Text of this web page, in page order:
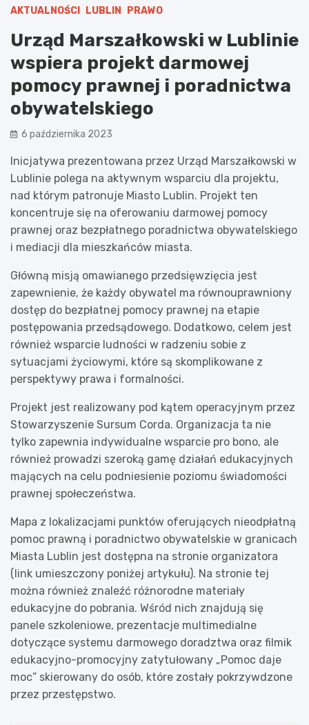
AKTUALNOŚCI LUBLIN PRAWO
Urząd Marszałkowski w Lublinie
wspiera projekt darmowej
pomocy prawnej i poradnictwa
obywatelskiego
6 października 2023
Inicjatywa prezentowana przez Urząd Marszałkowski w
Lublinie polega na aktywnym wsparciu dla projektu,
nad którym patronuje Miasto Lublin. Projekt ten
koncentruje się na oferowaniu darmowej pomocy
prawnej oraz bezpłatnego poradnictwa obywatelskiego
i mediacji dla mieszkańców miasta.
Główną misją omawianego przedsięwzięcia jest
zapewnienie, że każdy obywatel ma równouprawniony
dostęp do bezpłatnej pomocy prawnej na etapie
postępowania przedsądowego. Dodatkowo, celem jest
również wsparcie ludności w radzeniu sobie z
sytuacjami życiowymi, które są skomplikowane z
perspektywy prawa i formalności.
Projekt jest realizowany pod kątem operacyjnym przez
Stowarzyszenie Sursum Corda. Organizacja ta nie
tylko zapewnia indywidualne wsparcie pro bono, ale
również prowadzi szeroką gamę działań edukacyjnych
mających na celu podniesienie poziomu świadomości
prawnej społeczeństwa.
Mapa z lokalizacjami punktów oferujących nieodpłatną
pomoc prawną i poradnictwo obywatelskie w granicach
Miasta Lublin jest dostępna na stronie organizatora
(link umieszczony poniżej artykułu). Na stronie tej
można również znaleźć różnorodne materiały
edukacyjne do pobrania. Wśród nich znajdują się
panele szkoleniowe, prezentacje multimedialne
dotyczące systemu darmowego doradztwa oraz filmik
edukacyjno-promocyjny zatytułowany „Pomoc daje
moc” skierowany do osób, które zostały pokrzywdzone
przez przestępstwo.